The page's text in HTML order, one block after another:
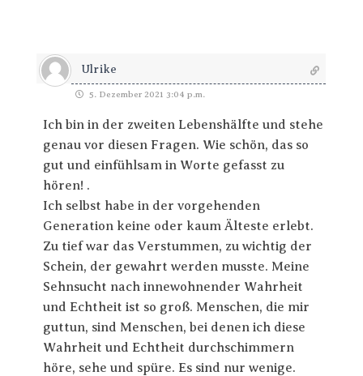
Ulrike
5. Dezember 2021 3:04 p.m.
Ich bin in der zweiten Lebenshälfte und stehe
genau vor diesen Fragen. Wie schön, das so
gut und einfühlsam in Worte gefasst zu
hören! .
Ich selbst habe in der vorgehenden
Generation keine oder kaum Älteste erlebt.
Zu tief war das Verstummen, zu wichtig der
Schein, der gewahrt werden musste. Meine
Sehnsucht nach innewohnender Wahrheit
und Echtheit ist so groß. Menschen, die mir
guttun, sind Menschen, bei denen ich diese
Wahrheit und Echtheit durchschimmern
höre, sehe und spüre. Es sind nur wenige.